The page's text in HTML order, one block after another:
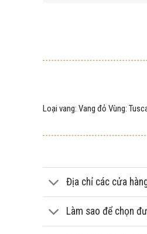
Loại vang: Vang đỏ Vùng:
Địa chỉ các cửa
Làm sao để chọn